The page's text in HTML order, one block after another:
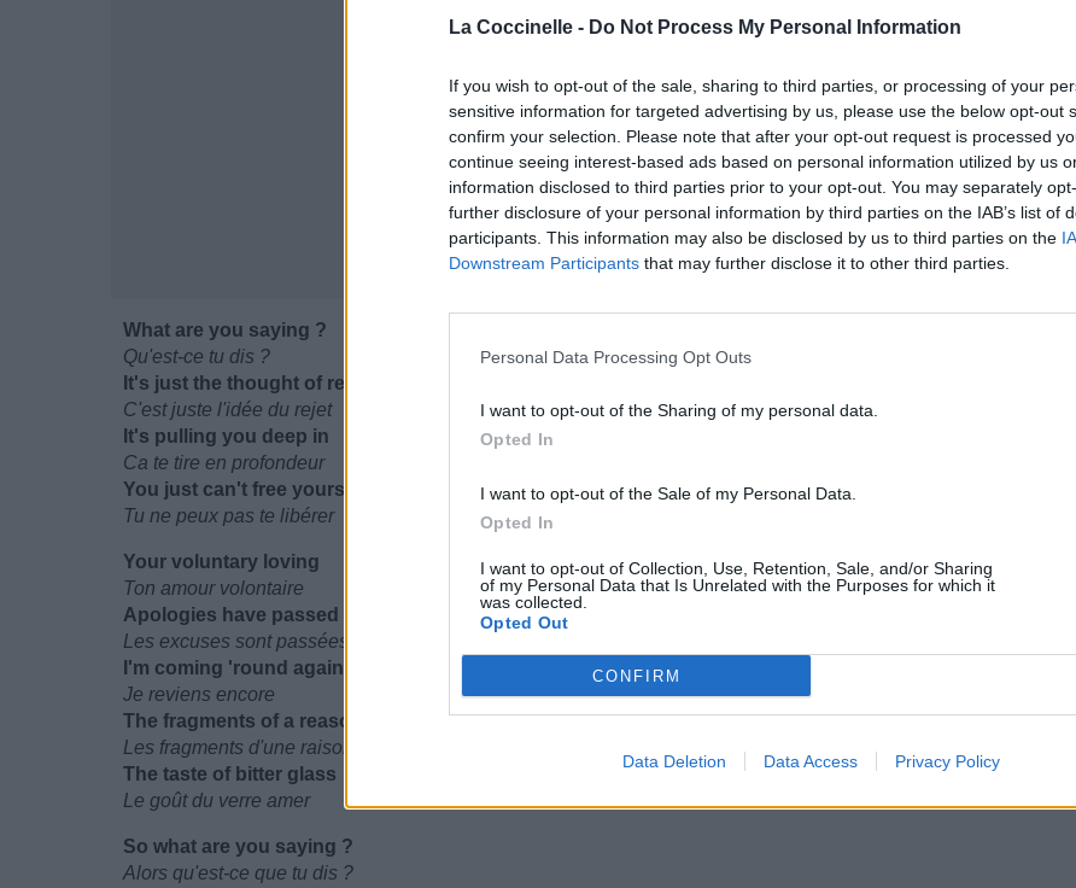
La Coccinelle - Do Not Process My Personal Information
If you wish to opt-out of the sale, sharing to third parties, or processing of your
sensitive information for targeted advertising by us, please use the below opt-out
confirm your selection. Please note that after your opt-out request is processed
continue seeing interest-based ads based on personal information utilized by us
information disclosed to third parties prior to your opt-out. You may separately
further disclosure of your personal information by third parties on the IAB’s list of
participants. This information may also be disclosed by us to third parties on the
Downstream Participants that may further disclose it to other third parties.
Personal Data Processing Opt Outs
I want to opt-out of the Sharing of my personal data.
Opted In
I want to opt-out of the Sale of my Personal Data.
Opted In
I want to opt-out of Collection, Use, Retention, Sale, and/or Sharing
of my Personal Data that Is Unrelated with the Purposes for which it
was collected.
Opted Out
CONFIRM
Data Deletion Data Access Privacy Policy
What are you saying ?
Qu'est-ce tu dis ?
It's just the thought of rejection
C'est juste l'idée du rejet
It's pulling you deep in
Ca te tire en profondeur
You just can't free yourself
Tu ne peux pas te libérer
Your voluntary loving
Ton amour volontaire
Apologies have passed
Les excuses sont passées
I'm coming 'round again
Je reviens encore
The fragments of a reason
Les fragments d'une raison
The taste of bitter glass
Le goût du verre amer
So what are you saying ?
Alors qu'est-ce que tu dis ?